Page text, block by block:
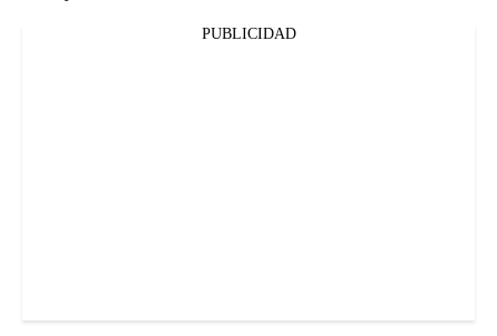
PUBLICIDAD